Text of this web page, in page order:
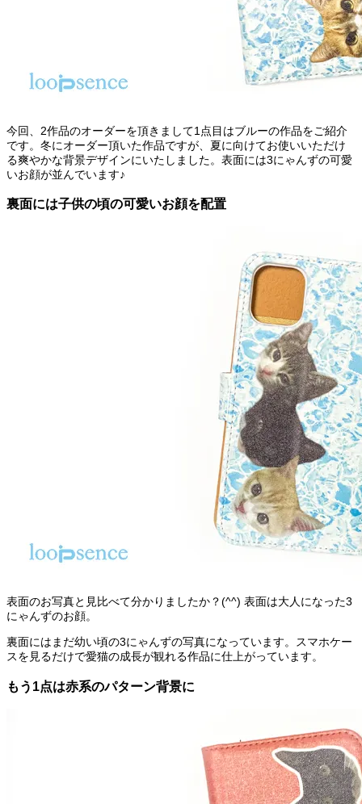
今回、2作品のオーダーを頂きまして1点目はブルーの作品をご紹介
です。冬にオーダー頂いた作品ですが、夏に向けてお使いいただけ
る爽やかな背景デザインにいたしました。表面には3にゃんずの可愛
いお顔が並んでいます♪
裏面には子供の頃の可愛いお顔を配置
表面のお写真と見比べて分かりましたか？(^^) 表面は大人になった3
にゃんずのお顔。
裏面にはまだ幼い頃の3にゃんずの写真になっています。スマホケー
スを見るだけで愛猫の成長が観れる作品に仕上がっています。
もう1点は赤系のパターン背景に